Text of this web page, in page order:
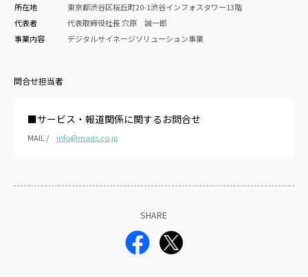
所在地
東京都渋谷区桜丘町20-1渋谷インフォスタワー13階
代表者
代表取締役社長 穴原 誠一郎
事業内容
デジタルサイネージソリューション事業
問合せ担当者
■サービス・報道関係に関するお問合せ
MAIL / info@mads.co.jp
SHARE